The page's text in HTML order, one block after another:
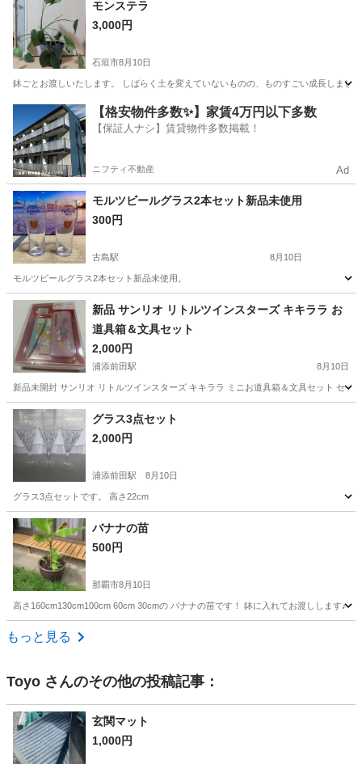
サーモスステンレスポット
モンステラ
3,000円
石垣市8月10日
鉢ごとお渡しいたします。 しばらく土を変えていないものの、ものすごい成長しま
石垣市 家庭用品
【格安物件多数✨】家賃4万円以下多数
【保証人ナシ】賃貸物件多数掲載！
ニフティ不動産 Ad
モルツビールグラス2本セット新品未使用
300円
古島駅 8月10日
モルツビールグラス2本セット新品未使用。
沖縄 那覇市 古島駅 食器
新品 サンリオ リトルツインスターズ キキララ お
道具箱＆文具セット
2,000円
浦添前田駅 8月10日
新品未開封 サンリオ リトルツインスターズ キキララ ミニお道具箱＆文具セット セ
沖縄 浦添市 浦添前田駅 その他
グラス3点セット
2,000円
浦添前田駅 8月10日
グラス3点セットです。 高さ22cm
沖縄 浦添市 浦添前田駅
バナナの苗
500円
那覇市8月10日
高さ160cm130cm100cm 60cm 30cmの バナナの苗です！ 鉢に入れてお渡しします♪
沖縄 那覇市
もっと見る
Toyo さんのその他の投稿記事：
玄関マット
1,000円